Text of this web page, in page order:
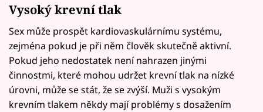
Vysoký krevní tlak
Sex může prospět kardiovaskulárnímu systému,
zejména pokud je při něm člověk skutečně aktivní.
Pokud jeho nedostatek není nahrazen jinými
činnostmi, které mohou udržet krevní tlak na nízké
úrovni, může se stát, že se zvýší. Muži s vysokým
krevním tlakem někdy mají problémy s dosažením